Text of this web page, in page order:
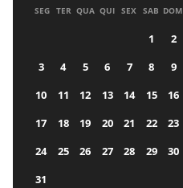
SEG TER QUA QUI SEX SAB DOM
1
2
3
4 5 6 7 8
9
10
11 12 13 14 15
16
17
18 19 20 21 22
23
24
25 26 27 28 29
30
31